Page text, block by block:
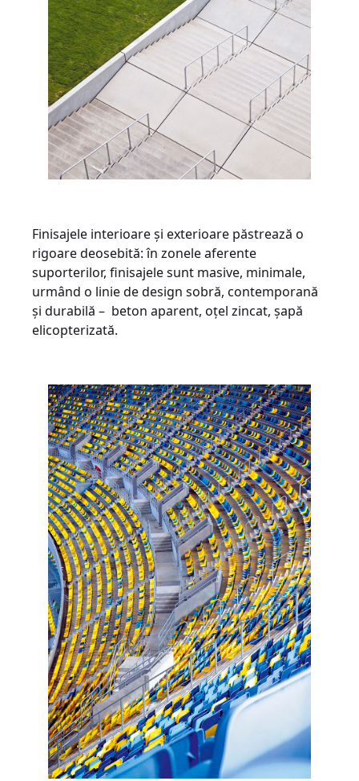
Finisajele interioare și exterioare păstrează o
rigoare deosebită: în zonele aferente
suporterilor, finisajele sunt masive, minimale,
urmând o linie de design sobră, contemporană
și durabilă – beton aparent, oțel zincat, șapă
elicopterizată.